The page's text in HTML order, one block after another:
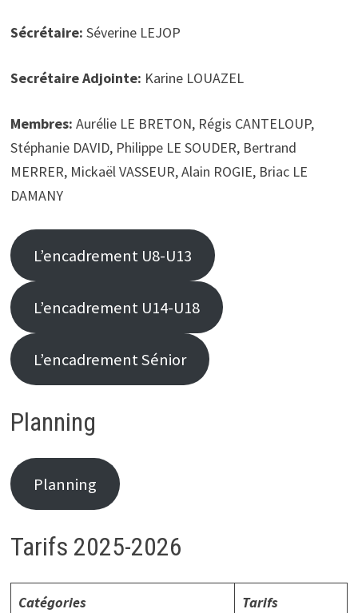
Sécrétaire: Séverine LEJOP
Secrétaire Adjointe: Karine LOUAZEL
Membres: Aurélie LE BRETON, Régis CANTELOUP,
Stéphanie DAVID, Philippe LE SOUDER, Bertrand
MERRER, Mickaël VASSEUR, Alain ROGIE, Briac LE
DAMANY
L’encadrement U8-U13
L’encadrement U14-U18
L’encadrement Sénior
Planning
Planning
Tarifs 2025-2026
Catégories Tarifs